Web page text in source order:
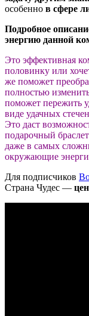
особенно в сфере
Подробное
энергию данной
Это эффективная
половинку или
же поможет
полностью
поможет пережить
виде удачных
Это даст
подарочный
даже в самых
окружающие
Для подписчиков
Страна Чудес —